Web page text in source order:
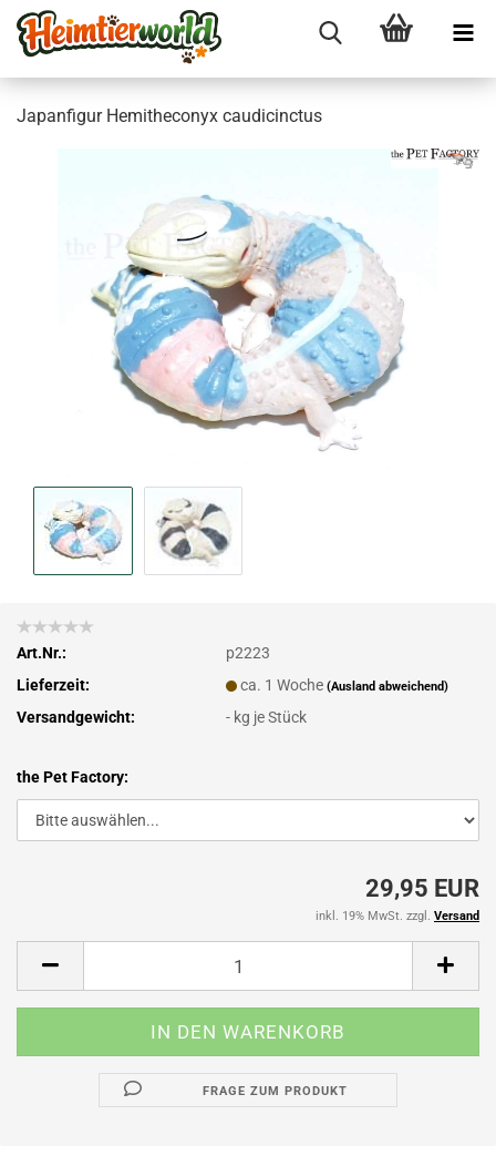
Ja­pan­fi­gur He­mit­he­c­onyx cau­di­cinc­tus
Art.Nr.:
p2223
Lieferzeit:
ca. 1 Woche(Ausland abweichend)
Versandgewicht: - kg je Stück
the Pet Factory:
29,95 EUR
inkl. 19% MwSt. zzgl. Versand
FRAGE ZUM PRODUKT